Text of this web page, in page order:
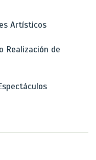
Artísticos
Realización de